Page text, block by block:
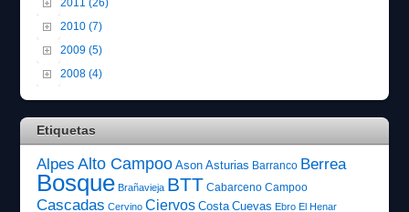
2010 (7)
2009 (5)
2008 (4)
Etiquetas
Alpes Alto Campoo Ason Asturias Barranco Berrea
Bosque Brañavieja BTT Cabarceno Campoo
Cascadas Cervino Ciervos Costa Cuevas Ebro El Henar